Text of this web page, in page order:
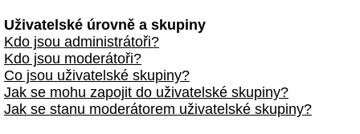
Uživatelské úrovně a skupiny
Kdo jsou administrátoři?
Kdo jsou moderátoři?
Co jsou uživatelské skupiny?
Jak se mohu zapojit do uživatelské skupiny?
Jak se stanu moderátorem uživatelské skupiny?